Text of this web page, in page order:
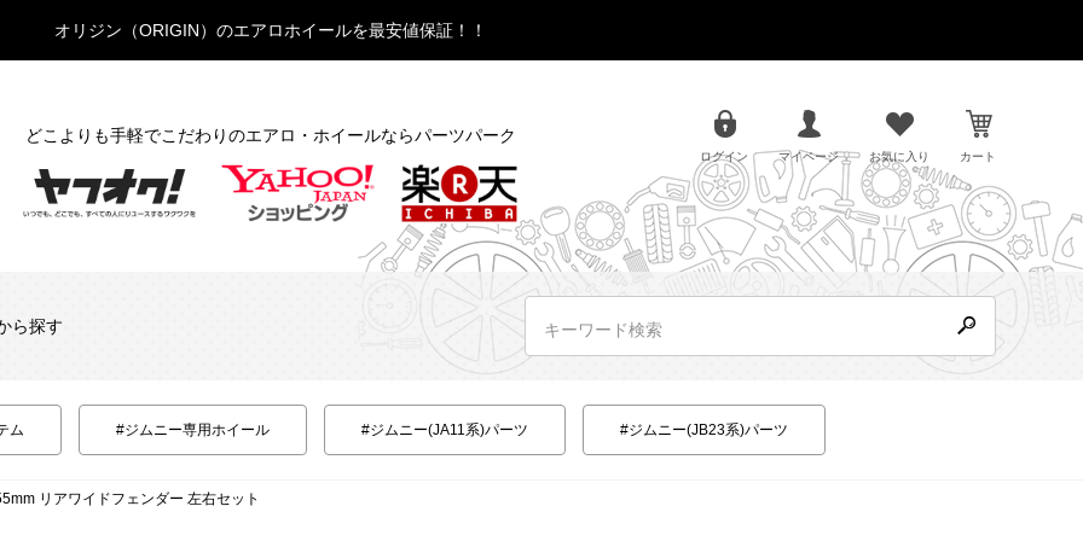
オリジン（ORIGIN）のエアロホイールを最安値保証！！
どこよりも手軽でこだわりのエアロ・ホイールならパーツパーク
ログイン マイページ お気に入り カート
ら探す
ム #ジムニー専用ホイール #ジムニー(JA11系)パーツ #ジムニー(JB23系)パーツ
リアワイドフェンダー 左右セット